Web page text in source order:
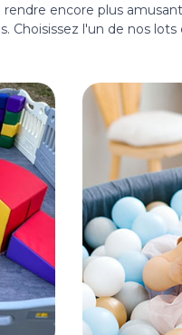
encore plus
Choisissez l'un de nos